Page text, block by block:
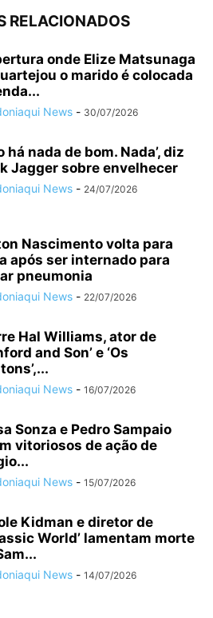
RELACIONADOS
onde Elize Matsunaga
o marido é colocada
News - 30/07/2026
há nada de bom. Nada’, diz
Jagger sobre envelhecer
News - 24/07/2026
Nascimento volta para
após ser internado para
pneumonia
News - 22/07/2026
Hal Williams, ator de
and Son’ e ‘Os
News - 16/07/2026
Sonza e Pedro Sampaio
vitoriosos de ação de
News - 15/07/2026
Kidman e diretor de
World’ lamentam morte
News - 14/07/2026